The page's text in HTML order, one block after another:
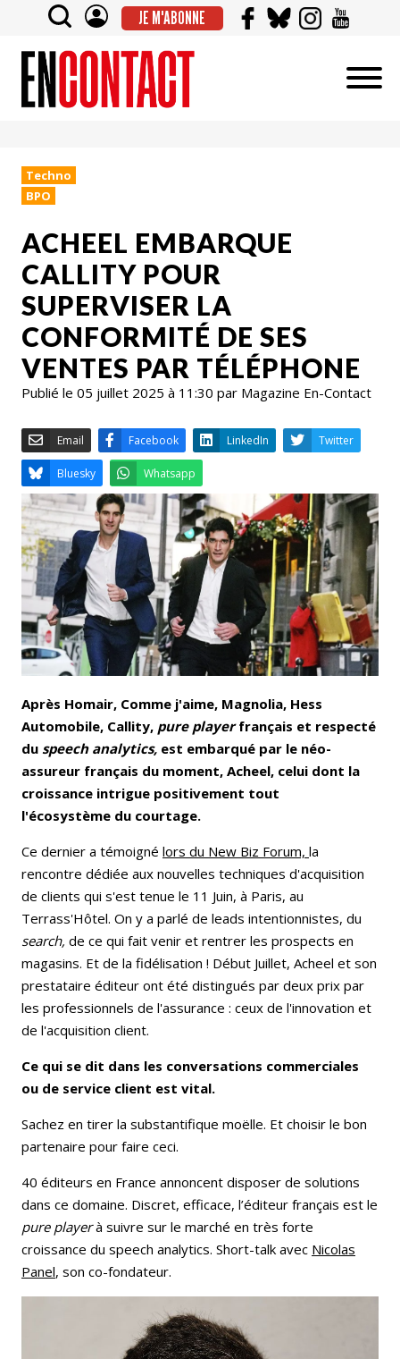
JE M'ABONNE
Techno
BPO
ACHEEL EMBARQUE
CALLITY POUR
SUPERVISER LA
CONFORMITÉ DE SES
VENTES PAR TÉLÉPHONE
Publié le 05 juillet 2025 à 11:30 par Magazine En-Contact
Email Facebook LinkedIn
Bluesky Whatsapp
Après Homair, Comme j'aime, Magnolia, Hess
Automobile, Callity, pure playerfrançais et respecté
du speech analytics, est embarqué par le néo-
assureur français du moment, Acheel, celui dont la
croissance intrigue positivement tout
l'écosystème du courtage.
Ce dernier a témoigné lors du New Biz Forum, la
rencontre dédiée aux nouvelles techniques d'acquisition
de clients qui s'est tenue le 11 Juin, à Paris, au
Terrass'Hôtel. On y a parlé de leads intentionnistes, du
search, de ce qui fait venir et rentrer les prospects en
magasins. Et de la fidélisation ! Début Juillet, Acheel et son
prestataire éditeur ont été distingués par deux prix par
les professionnels de l'assurance : ceux de l'innovation et
de l'acquisition client.
Ce qui se dit dans les conversations commerciales
ou de service client est vital.
Sachez en tirer la substantifique moëlle. Et choisir le bon
partenaire pour faire ceci.
40 éditeurs en France annoncent disposer de solutions
dans ce domaine. Discret, efficace, l’éditeur français est le
pure playerà suivre sur le marché en très forte
croissance du speech analytics. Short-talk avec Nicolas
Panel, son co-fondateur.